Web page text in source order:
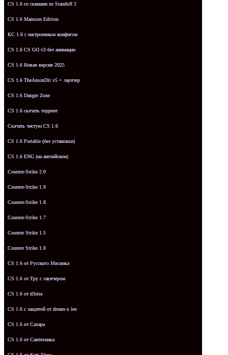
CS 1.6 со скинами из Standoff 2
CS 1.6 Mansion Edition
КС 1.6 с настроенным конфигом
CS 1.6 CS GO v3 без анимации
CS 1.6 Новая версия 2025
CS 1.6 TheAmonDit v5 + лаунчер
CS 1.6 Danger Zone
CS 1.6 скачать торрент
Скачать чистую CS 1.6
CS 1.6 Portable (без установки)
CS 1.6 ENG (на английском)
Counter-Strike 2.0
Counter-Strike 1.9
Counter-Strike 1.8
Counter-Strike 1.7
Counter Strike 1.5
Counter Strike 1.0
CS 1.6 от Русского Мясника
CS 1.6 от Tpy с лаунчером
CS 1.6 от d3stra
CS 1.6 с защитой от dream-x leo
CS 1.6 от Сахара
CS 1.6 от Сантехника